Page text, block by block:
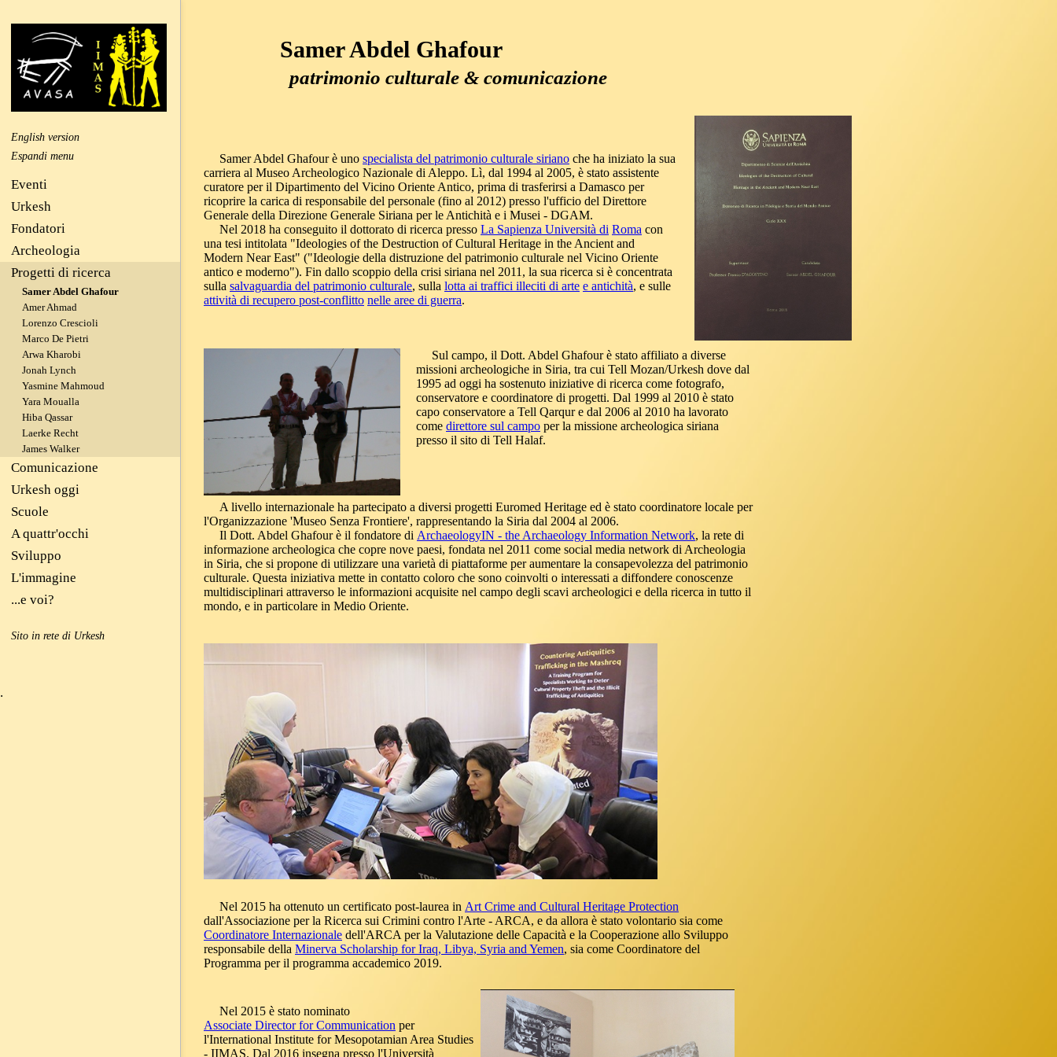
English version
Eventi
Urkesh
Fondatori
Archeologia
Progetti di ricerca
Samer Abdel Ghafour
Amer Ahmad
Lorenzo Crescioli
Marco De Pietri
Arwa Kharobi
Jonah Lynch
Yasmine Mahmoud
Yara Moualla
Hiba Qassar
Laerke Recht
James Walker
Comunicazione
Urkesh oggi
Scuole
A quattr'occhi
Sviluppo
L'immagine
...e voi?
Sito in rete di Urkesh
.
Samer Abdel Ghafour
patrimonio culturale & comunicazione
Samer Abdel Ghafour è uno specialista del patrimonio culturale siriano che ha iniziato la sua
carriera al Museo Archeologico Nazionale di Aleppo. Lì, dal 1994 al 2005, è stato assistente
curatore per il Dipartimento del Vicino Oriente Antico, prima di trasferirsi a Damasco per
ricoprire la carica di responsabile del personale (fino al 2012) presso l'ufficio del Direttore
Generale della Direzione Generale Siriana per le Antichità e i Musei - DGAM.
Nel 2018 ha conseguito il dottorato di ricerca presso La Sapienza Università di Roma con
una tesi intitolata "Ideologies of the Destruction of Cultural Heritage in the Ancient and
Modern Near East" ("Ideologie della distruzione del patrimonio culturale nel Vicino Oriente
antico e moderno"). Fin dallo scoppio della crisi siriana nel 2011, la sua ricerca si è concentrata
sulla salvaguardia del patrimonio culturale, sulla lotta ai traffici illeciti di arte e antichità, e sulle
attività di recupero post-conflitto nelle aree di guerra.
Sul campo, il Dott. Abdel Ghafour è stato affiliato a diverse
missioni archeologiche in Siria, tra cui Tell Mozan/Urkesh dove dal
1995 ad oggi ha sostenuto iniziative di ricerca come fotografo,
conservatore e coordinatore di progetti. Dal 1999 al 2010 è stato
capo conservatore a Tell Qarqur e dal 2006 al 2010 ha lavorato
come direttore sul campo per la missione archeologica siriana
presso il sito di Tell Halaf.
A livello internazionale ha partecipato a diversi progetti Euromed Heritage ed è stato coordinatore locale per
l'Organizzazione 'Museo Senza Frontiere', rappresentando la Siria dal 2004 al 2006.
Il Dott. Abdel Ghafour è il fondatore di ArchaeologyIN - the Archaeology Information Network, la rete di
informazione archeologica che copre nove paesi, fondata nel 2011 come social media network di Archeologia
in Siria, che si propone di utilizzare una varietà di piattaforme per aumentare la consapevolezza del patrimonio
culturale. Questa iniziativa mette in contatto coloro che sono coinvolti o interessati a diffondere conoscenze
multidisciplinari attraverso le informazioni acquisite nel campo degli scavi archeologici e della ricerca in tutto il
mondo, e in particolare in Medio Oriente.
Nel 2015 ha ottenuto un certificato post-laurea in Art Crime and Cultural Heritage Protection
dall'Associazione per la Ricerca sui Crimini contro l'Arte - ARCA, e da allora è stato volontario sia come
Coordinatore Internazionale dell'ARCA per la Valutazione delle Capacità e la Cooperazione allo Sviluppo
responsabile della Minerva Scholarship for Iraq, Libya, Syria and Yemen, sia come Coordinatore del
Programma per il programma accademico 2019.
Nel 2015 è stato nominato
Associate Director for Communication per
l'International Institute for Mesopotamian Area Studies
- IIMAS. Dal 2016 insegna presso l'Università